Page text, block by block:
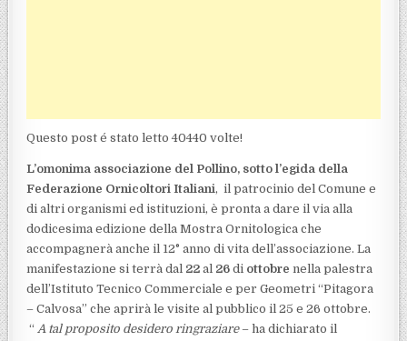
Questo post é stato letto 40440 volte!
L’omonima associazione del Pollino, sotto l’egida della
Federazione Ornicoltori Italiani, il patrocinio del Comune e
di altri organismi ed istituzioni, è pronta a dare il via alla
dodicesima edizione della Mostra Ornitologica che
accompagnerà anche il 12° anno di vita dell’associazione. La
manifestazione si terrà dal 22al 26di ottobre nella palestra
dell’Istituto Tecnico Commerciale e per Geometri “Pitagora
– Calvosa” che aprirà le visite al pubblico il 25 e 26 ottobre.
“A tal proposito desidero ringraziare– ha dichiarato il